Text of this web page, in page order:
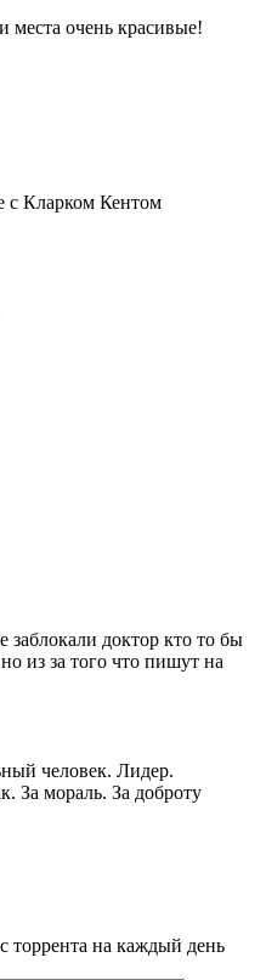
очень красивые!
с Кларком Кентом
доктор кто то бы
из за того что пишут на
человек. Лидер.
За мораль. За доброту
торрента на каждый день